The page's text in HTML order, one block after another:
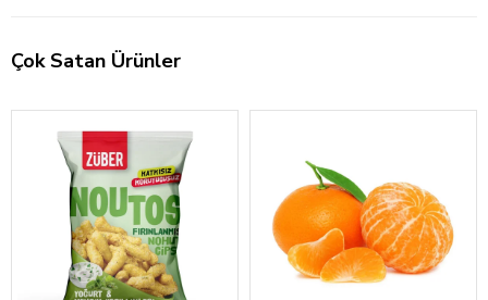
Çok Satan Ürünler